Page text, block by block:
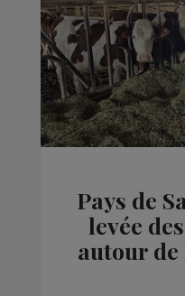
Pays de
levée
autour